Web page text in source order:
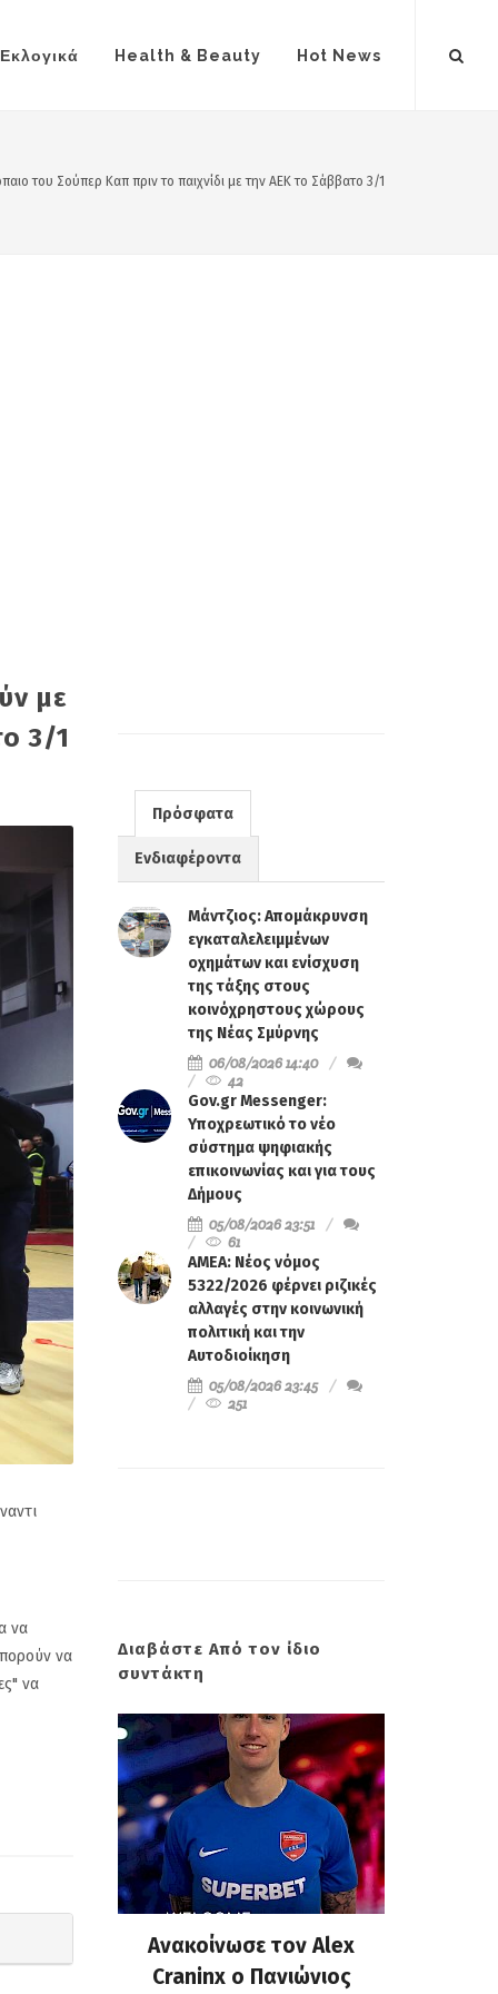
Εκλογικά Health & Beauty Hot News
του Σούπερ Καπ πριν το παιχνίδι με την ΑΕΚ το Σάββατο 3/1
με
3/1
να
να
να
Πρόσφατα
Ενδιαφέροντα
Μάντζιος: Απομάκρυνση
εγκαταλελειμμένων
οχημάτων και ενίσχυση
της τάξης στους
κοινόχρηστους χώρους
της Νέας Σμύρνης
06/08/2026 14:40
42
Gov.gr Messenger:
Υποχρεωτικό το νέο
σύστημα ψηφιακής
επικοινωνίας και για τους
Δήμους
05/08/2026 23:51
61
ΑΜΕΑ: Νέος νόμος
5322/2026 φέρνει ριζικές
αλλαγές στην κοινωνική
πολιτική και την
Αυτοδιοίκηση
05/08/2026 23:45
251
Διαβάστε Από τον ίδιο
συντάκτη
Ανακοίνωσε τον Alex
Craninx ο Πανιώνιος